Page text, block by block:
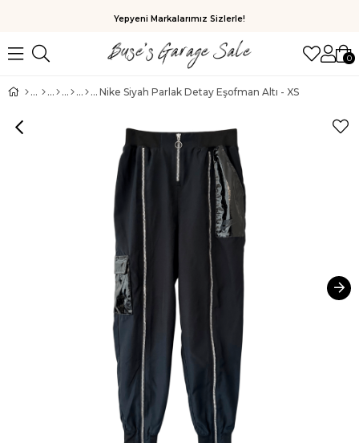
Yepyeni Markalarımız Sizlerle!
0
Nike Siyah Parlak Detay Eşofman Altı - XS